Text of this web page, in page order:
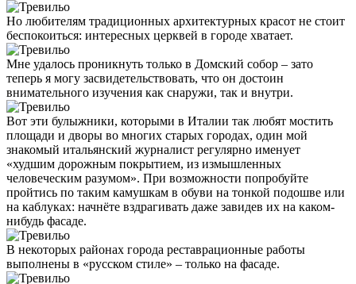
Но любителям традиционных архитектурных красот не стоит
беспокоиться: интересных церквей в городе хватает.
Мне удалось проникнуть только в Домский собор – зато
теперь я могу засвидетельствовать, что он достоин
внимательного изучения как снаружи, так и внутри.
Вот эти булыжники, которыми в Италии так любят мостить
площади и дворы во многих старых городах, один мой
знакомый итальянский журналист регулярно именует
«худшим дорожным покрытием, из измышленных
человеческим разумом». При возможности попробуйте
пройтись по таким камушкам в обуви на тонкой подошве или
на каблуках: начнёте вздрагивать даже завидев их на каком-
нибудь фасаде.
В некоторых районах города реставрационные работы
выполнены в «русском стиле» – только на фасаде.